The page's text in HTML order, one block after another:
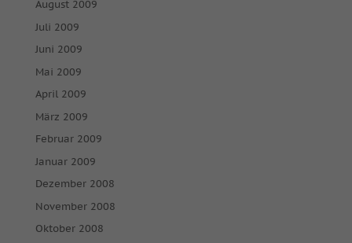
August 2009
Juli 2009
Juni 2009
Mai 2009
April 2009
März 2009
Februar 2009
Januar 2009
Dezember 2008
November 2008
Oktober 2008